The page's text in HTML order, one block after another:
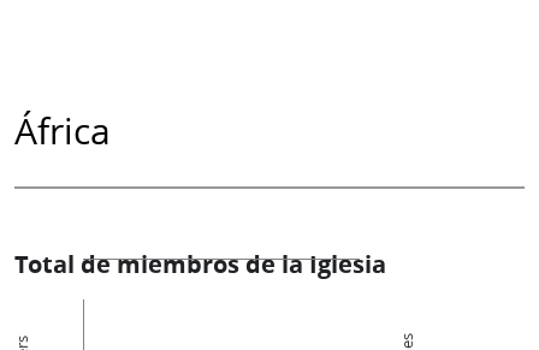
África
Total de miembros de la Iglesia